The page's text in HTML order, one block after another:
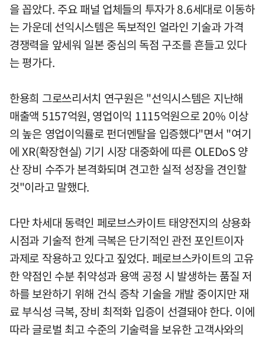
을 꼽았다. 주요 패널 업체들의 투자가 8.6세대로 이동하
는 가운데 선익시스템은 독보적인 얼라인 기술과 가격
경쟁력을 앞세워 일본 중심의 독점 구조를 흔들고 있다
는 평가다.
한용희 그로쓰리서치 연구원은 "선익시스템은 지난해
매출액 5157억원, 영업이익 1115억원으로 20% 이상
의 높은 영업이익률로 펀더멘탈을 입증했다"면서 "여기
에 XR(확장현실) 기기 시장 대중화에 따른 OLEDoS 양
산 장비 수주가 본격화되며 견고한 실적 성장을 견인할
것"이라고 말했다.
다만 차세대 동력인 페로브스카이트 태양전지의 상용화
시점과 기술적 한계 극복은 단기적인 관전 포인트이자
과제로 작용하고 있다고 짚었다. 페로브스카이트의 고유
한 약점인 수분 취약성과 용액 공정 시 발생하는 품질 저
하를 보완하기 위해 건식 증착 기술을 개발 중이지만 재
료 부식성 극복, 장비 최적화 입증이 선결돼야 한다. 이에
따라 글로벌 최고 수준의 기술력을 보유한 고객사와의